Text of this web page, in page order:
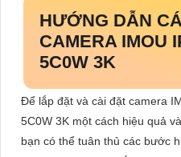
HƯỚNG DẪN
CAMERA IMOU
5C0W 3K
Để lắp đặt và cài đặt camera
5C0W 3K một cách hiệu quả
bạn có thể tuân thủ các bước